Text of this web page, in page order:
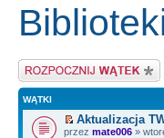
Napisz wątek
WĄTKI
Aktualizacja
przez mate006 »